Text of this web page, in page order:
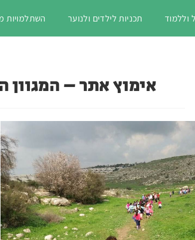
וללמוד תכניות לילדים ולנוער השתלמויות
אימוץ אתר – המגוון